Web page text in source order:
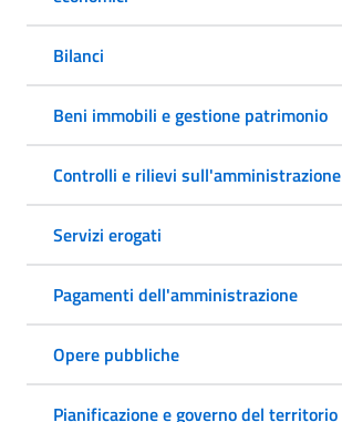
Bilanci
Beni immobili e gestione patrimonio
Controlli e rilievi sull'amministrazione
Servizi erogati
Pagamenti dell'amministrazione
Opere pubbliche
Pianificazione e governo del territorio